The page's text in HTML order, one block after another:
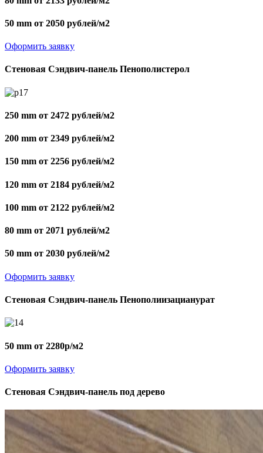
50 mm от 2050 рублей/м2
Оформить заявку
Стеновая Сэндвич-панель Пенополистерол
250 mm от 2472 рублей/м2
200 mm от 2349 рублей/м2
150 mm от 2256 рублей/м2
120 mm от 2184 рублей/м2
100 mm от 2122 рублей/м2
80 mm от 2071 рублей/м2
50 mm от 2030 рублей/м2
Оформить заявку
Стеновая Сэндвич-панель Пенополиизацианурат
50 mm от 2280р/м2
Оформить заявку
Стеновая Сэндвич-панель под дерево